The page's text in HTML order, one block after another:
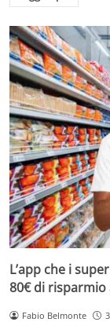
L’app che i
80€ di risparmio
Fabio Belmonte